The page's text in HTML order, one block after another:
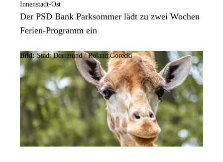
Innenstadt-Ost
Der PSD Bank Parksommer lädt zu zwei Wochen
Ferien-Programm ein
Bild:Stadt Dortmund / Roland Gorecki